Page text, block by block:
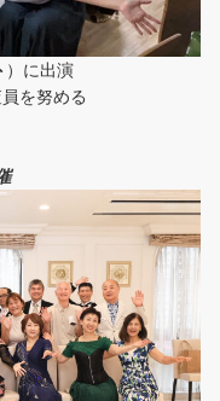
）に出演
を努める